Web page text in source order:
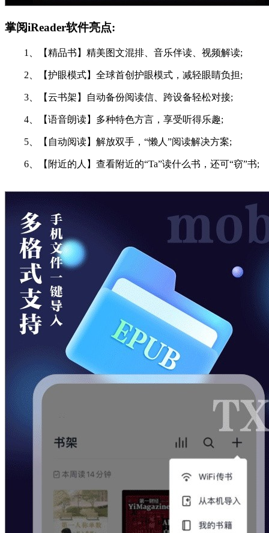
掌阅iReader软件亮点:
1、【精品书】精美图文混排、音乐伴读、视频解读;
2、【护眼模式】全球首创护眼模式，减轻眼睛负担;
3、【云书架】自动备份阅读信、跨设备轻松对接;
4、【语音朗读】多种特色方言，享受听得乐趣;
5、【自动阅读】解放双手，“懒人”阅读解决方案;
6、【附近的人】查看附近的“Ta”读什么书，还可“窃”书;